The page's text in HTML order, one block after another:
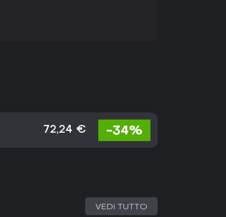
72,24 € -34%
VEDI TUTTO